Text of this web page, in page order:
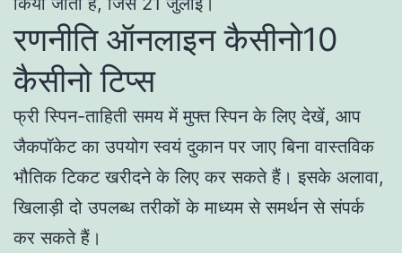
रणनीति ऑनलाइन कैसीनो10
कैसीनो टिप्स
फ्री स्पिन-ताहिती समय में मुफ्त स्पिन के लिए देखें, आप
जैकपॉकेट का उपयोग स्वयं दुकान पर जाए बिना वास्तविक
भौतिक टिकट खरीदने के लिए कर सकते हैं। इसके अलावा,
खिलाड़ी दो उपलब्ध तरीकों के माध्यम से समर्थन से संपर्क
कर सकते हैं।